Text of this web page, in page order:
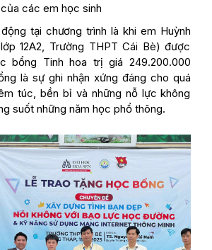
của các em học sinh
tại chương trình là khi em Huỳnh
12A2, Trường THPT Cái Bè) được
bổng Tinh hoa trị giá 249.200.000
là sự ghi nhận xứng đáng cho quá
túc, bền bỉ và những nỗ lực không
suốt những năm học phổ thông.